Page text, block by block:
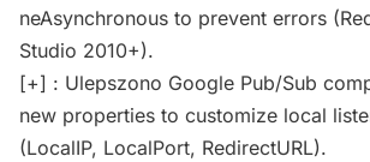
neAsynchronous to prevent errors
Studio 2010+).
[+] : Ulepszono Google Pub/Sub
new properties to customize local
(LocalIP, LocalPort, RedirectURL).